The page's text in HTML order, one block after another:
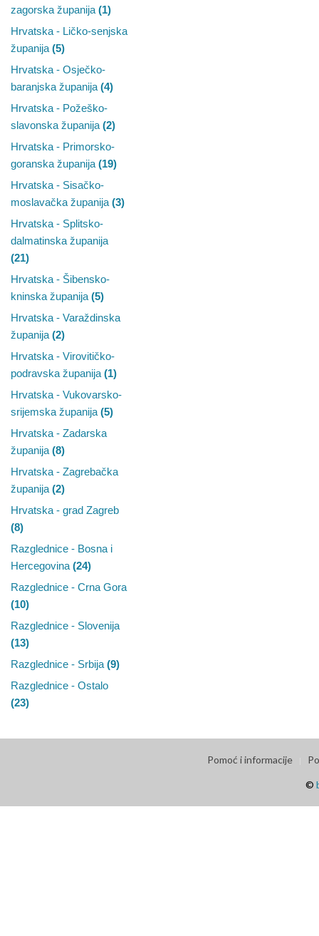
zagorska županija (1)
Hrvatska - Ličko-senjska
županija (5)
Hrvatska - Osječko-
baranjska županija (4)
Hrvatska - Požeško-
slavonska županija (2)
Hrvatska - Primorsko-
goranska županija (19)
Hrvatska - Sisačko-
moslavačka županija (3)
Hrvatska - Splitsko-
dalmatinska županija
(21)
Hrvatska - Šibensko-
kninska županija (5)
Hrvatska - Varaždinska
županija (2)
Hrvatska - Virovitičko-
podravska županija (1)
Hrvatska - Vukovarsko-
srijemska županija (5)
Hrvatska - Zadarska
županija (8)
Hrvatska - Zagrebačka
županija (2)
Hrvatska - grad Zagreb
(8)
Razglednice - Bosna i
Hercegovina (24)
Razglednice - Crna Gora
(10)
Razglednice - Slovenija
(13)
Razglednice - Srbija (9)
Razglednice - Ostalo
(23)
Pomoć i informacije
©